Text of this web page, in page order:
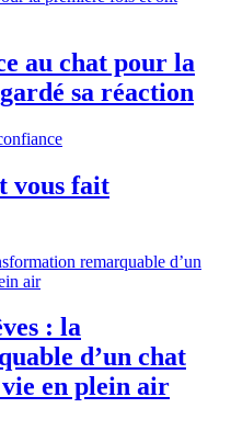
au chat pour la
sa réaction
vous fait
: la
d’un chat
vie en plein air